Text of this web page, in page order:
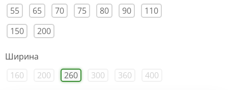
55
65 70 75 80 90
110
150
200
Ширина
160
200 260 300 360 400